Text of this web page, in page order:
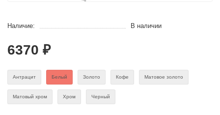
Наличие: В наличии
6370 ₽
Антрацит Белый Золото Кофе Матовое золото
Матовый хром Хром Черный